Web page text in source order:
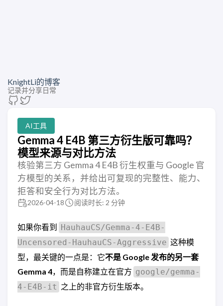
KnightLi的博客
记录并分享日常
AI工具
Gemma 4 E4B 第三方衍生版可靠吗？
模型来源与对比方法
核验第三方 Gemma 4 E4B 衍生权重与 Google 官
方模型的关系，并给出可复现的完整性、能力、
拒答和安全行为对比方法。
2026-04-18 阅读时长: 2 分钟
如果你看到 HauhauCS/Gemma-4-E4B-
Uncensored-HauhauCS-Aggressive 这种模
型，最关键的一点是：它不是 Google 发布的另一套
Gemma 4，而是自称建立在官方 google/gemma-
4-E4B-it 之上的非官方衍生版本。